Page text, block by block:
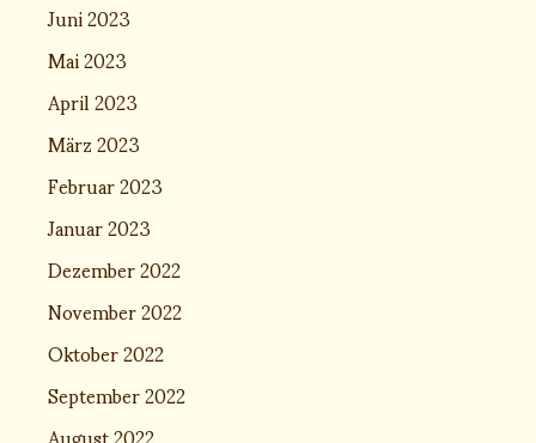
Juni 2023
Mai 2023
April 2023
März 2023
Februar 2023
Januar 2023
Dezember 2022
November 2022
Oktober 2022
September 2022